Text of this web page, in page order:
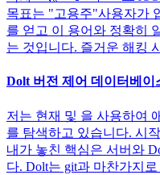
목표는 "고용주"사용자가
를 얻고 이 용어와 정확히
는 것입니다. 즐거운 해킹
Dolt 버전 제어 데이터베이
저는 현재 및 을 사용하여
를 탐색하고 있습니다. 시
내가 놓친 핵심은 서버와
다. Dolt는 git과 마찬가지